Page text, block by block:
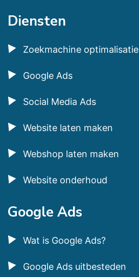
Diensten
Zoekmachine optimalisatie
Google Ads
Social Media Ads
Website laten maken
Webshop laten maken
Website onderhoud
Google Ads
Wat is Google Ads?
Google Ads uitbesteden